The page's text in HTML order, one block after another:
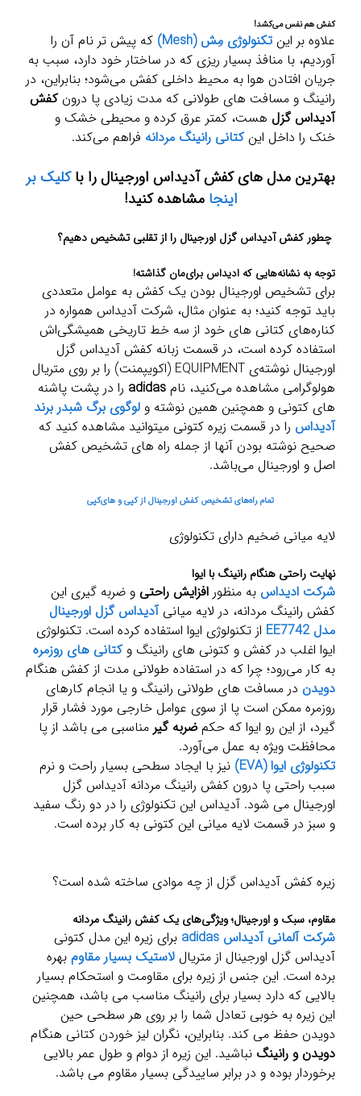
کفش هم نفس می‌کشد!
علاوه بر این تکنولوژی مِش (Mesh)
که پیش تر نام آن را
آوردیم، با منافذ بسیار ریزی که در ساختار خود دارد، سبب به
جریان افتادن هوا به محیط داخلی کفش می‌شود؛ بنابراین، در
رانینگ و مسافت های طولانی که مدت زیادی پا درونکفش
آدیداس گزل هست، کمتر عرق کرده و محیطی خشک و
خنک را داخل اینکتانی رانینگ مردانه فراهم می‌کند.
بهترین مدل های کفش آدیداس اورجینال را باکلیک بر
اینجا مشاهده کنید!
چطور کفش آدیداس گزل اورجینال را از تقلبی تشخیص دهیم؟
توجه به نشانه‌هایی که ادیداس برای‌مان گذاشته!
برای تشخیص اورجینال بودن یک کفش به عوامل متعددی
باید توجه کنید؛ به عنوان مثال، شرکت آدیداس همواره در
کناره‌های کتانی های خود از سه خط تاریخی همیشگی‌اش
استفاده کرده است، در قسمت زبانه کفش آدیداس گزل
اورجینال نوشته‌ی EQUIPMENT (اکویپمنت) را بر روی متریال
هولوگرامی مشاهده می‌کنید، نام adidas را در پشت پاشنه
های کتونی و همچنین همین نوشته و لوگوی برگ شبدر برند
آدیداس را در قسمت زیره کتونی میتوانید مشاهده کنید که
صحیح نوشته بودن آنها از جمله راه های تشخیص کفش
اصل و اورجینال می‌باشد.
تمام راه‌های تشخیص کفش اورجینال از کپی و های‌کپی
لایه میانی ضخیم دارای تکنولوژی
نهایت راحتی هنگام رانینگ با ایوا
شرکت ادیداس به منظور افزایش راحتی و ضربه گیری این
کفش رانینگ مردانه، در لایه میانیآدیداس گزل اورجینال
مدل EE7742
از تکنولوژی ایوا استفاده کرده است. تکنولوژی
ایوا اغلب در کفش و کتونی های رانینگ وکتانی های روزمره
به کار می‌رود؛ چرا که در استفاده طولانی مدت از کفش هنگام
دویدن در مسافت های طولانی رانینگ و یا انجام کارهای
روزمره ممکن است پا از سوی عوامل خارجی مورد فشار قرار
گیرد، از این رو ایوا که حکمضربه گیر مناسبی می باشد از پا
محافظت ویژه به عمل می‌آورد.
تکنولوژی ایوا (EVA)
نیز با ایجاد سطحی بسیار راحت و نرم
سبب راحتی پا درون کفش رانینگ مردانه آدیداس گزل
اورجینال می شود. آدیداس این تکنولوژی را در دو رنگ سفید
و سبز در قسمت لایه میانی این کتونی به کار برده است.
زیره کفش آدیداس گزل از چه موادی ساخته شده است؟
مقاوم، سبک و اورجینال؛ ویژگی‌های یک کفش رانینگ مردانه
شرکت آلمانی آدیداس adidas
برای زیره این مدل کتونی
آدیداس گزل اورجینال از متریال لاستیک بسیار مقاوم بهره
برده است. این جنس از زیره برای مقاومت و استحکام بسیار
بالایی که دارد بسیار برای رانینگ مناسب می باشد، همچنین
این زیره به خوبی تعادل شما را بر روی هر سطحی حین
دویدن حفظ می کند. بنابراین، نگران لیز خوردن کتانی هنگام
دویدن و رانینگ نباشید. این زیره از دوام و طول عمر بالایی
برخوردار بوده و در برابر ساییدگی بسیار مقاوم می باشد.